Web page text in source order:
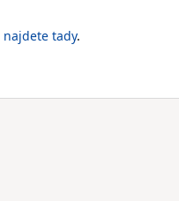
najdete tady.